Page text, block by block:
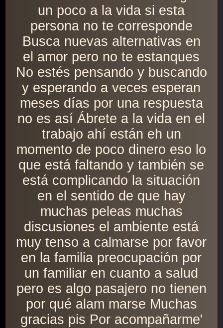
un poco a la vida si esta
persona no te corresponde
Busca nuevas alternativas en
el amor pero no te estanques
No estés pensando y buscando
y esperando a veces esperan
meses días por una respuesta
no es así Ábrete a la vida en el
trabajo ahí están eh un
momento de poco dinero eso lo
que está faltando y también se
está complicando la situación
en el sentido de que hay
muchas peleas muchas
discusiones el ambiente está
muy tenso a calmarse por favor
en la familia preocupación por
un familiar en cuanto a salud
pero es algo pasajero no tienen
por qué alam marse Muchas
gracias pis Por acompañarme'